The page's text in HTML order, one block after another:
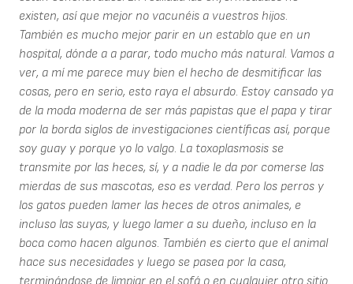
existen, así que mejor no vacunéis a vuestros hijos.
También es mucho mejor parir en un establo que en un
hospital, dónde a a parar, todo mucho más natural. Vamos a
ver, a mí me parece muy bien el hecho de desmitificar las
cosas, pero en serio, esto raya el absurdo. Estoy cansado ya
de la moda moderna de ser más papistas que el papa y tirar
por la borda siglos de investigaciones científicas así, porque
soy guay y porque yo lo valgo. La toxoplasmosis se
transmite por las heces, sí, y a nadie le da por comerse las
mierdas de sus mascotas, eso es verdad. Pero los perros y
los gatos pueden lamer las heces de otros animales, e
incluso las suyas, y luego lamer a su dueño, incluso en la
boca como hacen algunos. También es cierto que el animal
hace sus necesidades y luego se pasea por la casa,
terminándose de limpiar en el sofá o en cualquier otro sitio.